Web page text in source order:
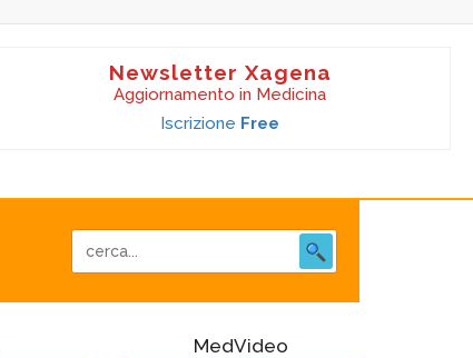
Newsletter Xagena
Aggiornamento in Medicina
Iscrizione Free
MedVideo